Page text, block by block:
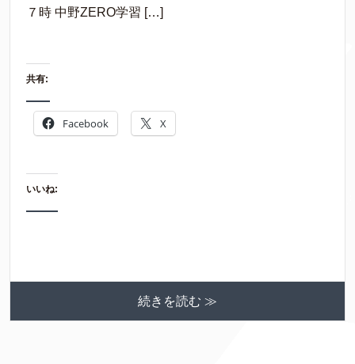
７時 中野ZERO学習 […]
共有:
Facebook X
いいね:
続きを読む ≫